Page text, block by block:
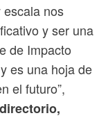
nos
y ser una
de Impacto
es una hoja de
el futuro”,